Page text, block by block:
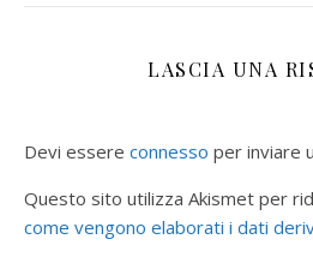
LASCIA UNA
Devi essere connesso per inviare
Questo sito utilizza Akismet per
come vengono elaborati i dati